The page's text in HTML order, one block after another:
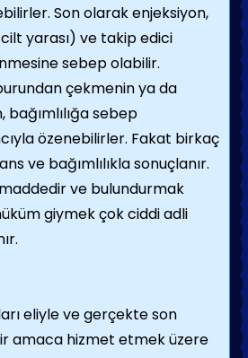
Son olarak enjeksiyon,
yarası) ve takip edici
sebep olabilir.
çekmenin ya da
sebep
özenebilirler. Fakat birkaç
ve bağımlılıkla sonuçlanır.
maddedir ve bulundurmak
giymek çok ciddi adli
eliyle ve gerçekte son
amaca hizmet etmek üzere